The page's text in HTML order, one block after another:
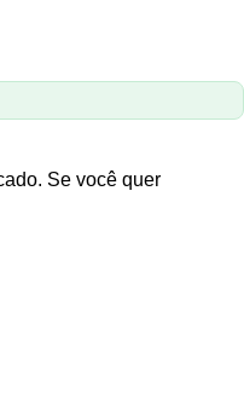
Se você quer